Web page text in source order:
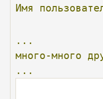
Имя
...
много-много
...